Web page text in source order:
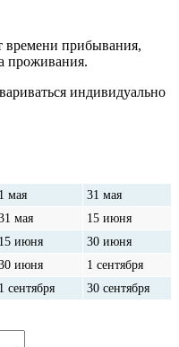
времени прибывания,
проживания.
индивидуально
1 мая
31 мая
мая
15 июня
15 июня
30 июня
июня
1 сентября
1 сентября 30 сентября